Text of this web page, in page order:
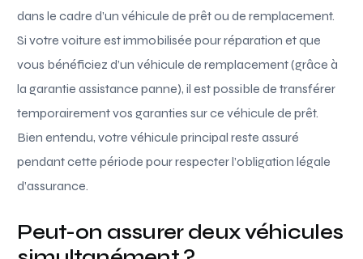
dans le cadre d’un véhicule de prêt ou de remplacement.
Si votre voiture est immobilisée pour réparation et que
vous bénéficiez d’un véhicule de remplacement (grâce à
la garantie assistance panne), il est possible de transférer
temporairement vos garanties sur ce véhicule de prêt.
Bien entendu, votre véhicule principal reste assuré
pendant cette période pour respecter l’obligation légale
d’assurance.
Peut-on assurer deux véhicules